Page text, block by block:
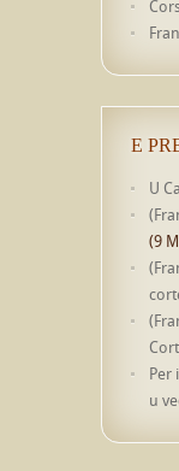
E
U
(9
Per
u